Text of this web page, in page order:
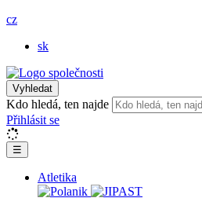
cz
sk
Vyhledat
Kdo hledá, ten najde
Přihlásit se
☰
Atletika